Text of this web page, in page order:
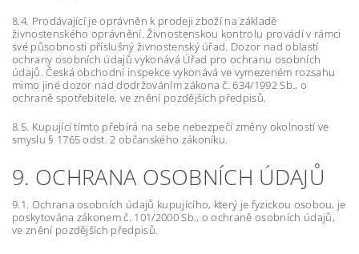
8.4. Prodávající je oprávněn k prodeji zboží na základě
živnostenského oprávnění. Živnostenskou kontrolu provádí v rámci
své působnosti příslušný živnostenský úřad. Dozor nad oblastí
ochrany osobních údajů vykonává Úřad pro ochranu osobních
údajů. Česká obchodní inspekce vykonává ve vymezeném rozsahu
mimo jiné dozor nad dodržováním zákona č. 634/1992 Sb., o
ochraně spotřebitele, ve znění pozdějších předpisů.
8.5. Kupující tímto přebírá na sebe nebezpečí změny okolností ve
smyslu § 1765 odst. 2 občanského zákoníku.
9. OCHRANA OSOBNÍCH ÚDAJŮ
9.1. Ochrana osobních údajů kupujícího, který je fyzickou osobou, je
poskytována zákonem č. 101/2000 Sb., o ochraně osobních údajů,
ve znění pozdějších předpisů.